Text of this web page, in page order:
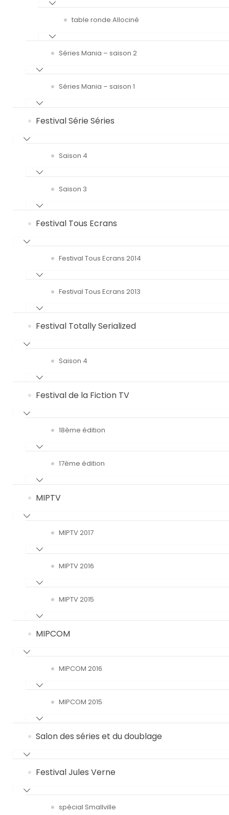
table ronde Allociné
Séries Mania – saison 2
Séries Mania – saison 1
Festival Série Séries
Saison 4
Saison 3
Festival Tous Ecrans
Festival Tous Ecrans 2014
Festival Tous Ecrans 2013
Festival Totally Serialized
Saison 4
Festival de la Fiction TV
18ème édition
17ème édition
MIPTV
MIPTV 2017
MIPTV 2016
MIPTV 2015
MIPCOM
MIPCOM 2016
MIPCOM 2015
Salon des séries et du doublage
Festival Jules Verne
spécial Smallville